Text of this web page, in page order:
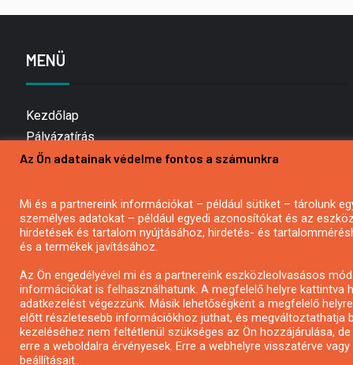
MENÜ
Kezdőlap
Pályázatírás
Bemutatkozás
Hírlevél feliratkozás
Impresszum
Kapcsolat
Az Ön adatainak védelme fontos a számunkra
Mi és a partnereink információkat – például sütiket – tárolunk
személyes adatokat – például egyedi azonosítókat és az
hirdetések és tartalom nyújtásához, hirdetés- és
és a termékek javításához.
Az Ön engedélyével mi és a partnereink eszközleolvasásos
információkat is felhasználhatunk. A megfelelő helyre
adatkezelést végezzünk. Másik lehetőségként a megfelelő
előtt részletesebb információkhoz juthat, és megváltoztathatja
kezeléséhez nem feltétlenül szükséges az Ön hozzájárulása,
erre a weboldalra érvényesek. Erre a webhelyre visszatérve
beállításait..